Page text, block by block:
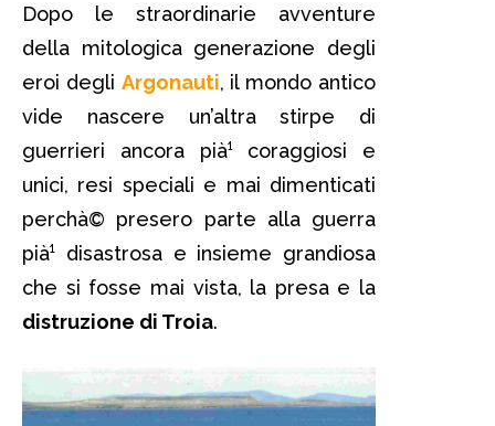
Dopo le straordinarie avventure
della mitologica generazione degli
eroi degli Argonauti, il mondo antico
vide nascere un’altra stirpe di
guerrieri ancora pià¹ coraggiosi e
unici, resi speciali e mai dimenticati
perchà© presero parte alla guerra
pià¹ disastrosa e insieme grandiosa
che si fosse mai vista, la presa e la
distruzione di Troia.